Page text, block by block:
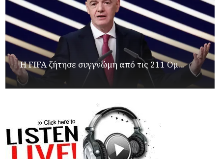
Η FIFA ζήτησε συγγνώμη από τις 211 Ομ...